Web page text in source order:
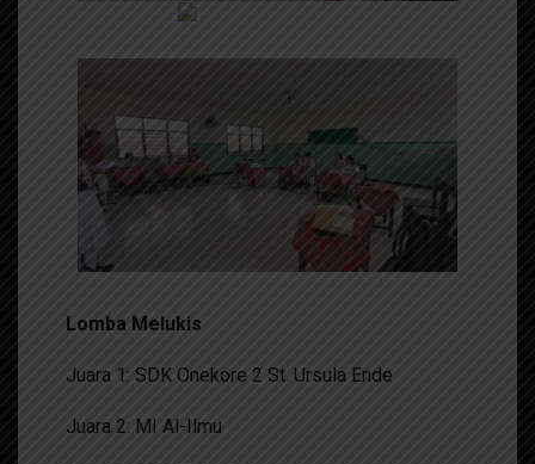
Lomba Melukis
Juara 1: SDK Onekore 2 St. Ursula Ende
Juara 2: MI Al-Ilmu